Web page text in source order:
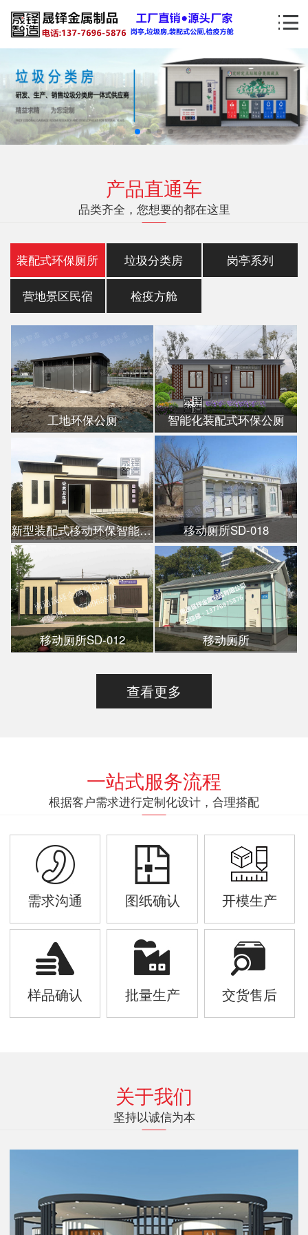
产品直通车
品类齐全，您想要的都在这里
装配式环保厕所 垃圾分类房 岗亭系列
营地景区民宿 检疫方舱
工地环保公厕 智能化装配式环保公厕
新型装配式移动环保智能公厕 移动厕所SD-018
移动厕所SD-012 移动厕所
查看更多
一站式服务流程
根据客户需求进行定制化设计，合理搭配
需求沟通 图纸确认 开模生产
样品确认 批量生产 交货售后
关于我们
坚持以诚信为本